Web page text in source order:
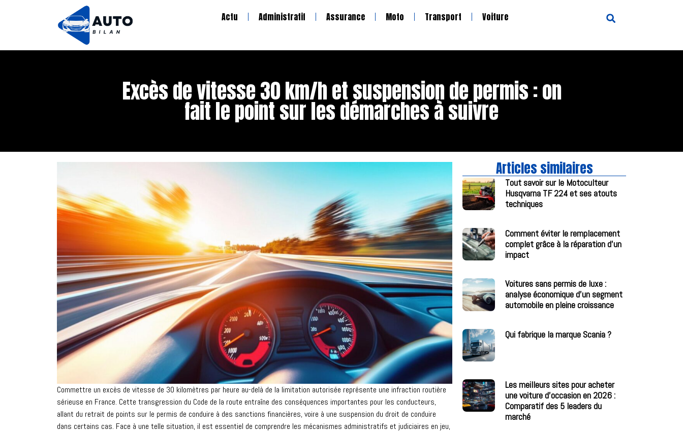
Actu Administratif Assurance Moto Transport Voiture
Excès de vitesse 30 km/h et suspension de permis : on
fait le point sur les démarches à suivre
Commettre un excès de vitesse de 30 kilomètres par heure au-delà de la limitation autorisée représente une infraction routière
sérieuse en France. Cette transgression du Code de la route entraîne des conséquences importantes pour les conducteurs,
allant du retrait de points sur le permis de conduire à des sanctions financières, voire à une suspension du droit de conduire
dans certains cas. Face à une telle situation, il est essentiel de comprendre les mécanismes administratifs et judiciaires en jeu,
Articles similaires
Tout savoir sur le Motoculteur
Husqvarna TF 224 et ses atouts
techniques
Comment éviter le remplacement
complet grâce à la réparation d’un
impact
Voitures sans permis de luxe :
analyse économique d’un segment
automobile en pleine croissance
Qui fabrique la marque Scania ?
Les meilleurs sites pour acheter
une voiture d’occasion en 2026 :
Comparatif des 5 leaders du
marché